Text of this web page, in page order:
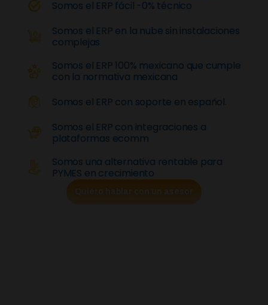
Somos el ERP fácil -0% técnico
Somos el ERP en la nube sin instalaciones
complejas
Somos el ERP 100% mexicano que cumple
con la normativa mexicana
Somos el ERP con soporte en español.
Somos el ERP con integraciones a
plataformas ecomm
Somos una alternativa rentable para
PYMES en crecimiento
Quiero hablar con un asesor